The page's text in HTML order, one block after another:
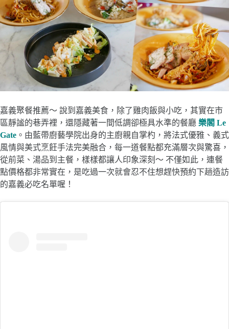
嘉義聚餐推薦～ 說到嘉義美食，除了雞肉飯與小吃，其實在市
區靜謐的巷弄裡，還隱藏著一間低調卻極具水準的餐廳 樂閣 Le
Gate 。由藍帶廚藝學院出身的主廚親自掌杓，將法式優雅、義式
風情與美式烹飪手法完美融合，每一道餐點都充滿層次與驚喜，
從前菜、湯品到主餐，樣樣都讓人印象深刻～ 不僅如此，連餐
點價格都非常實在，是吃過一次就會忍不住想趕快預約下趟造訪
的嘉義必吃名單喔！